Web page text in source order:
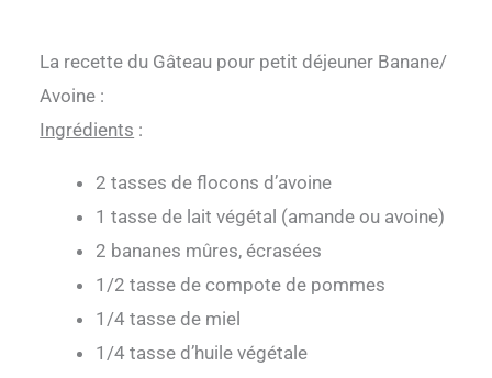
La recette du Gâteau pour petit déjeuner Banane/
Avoine :
Ingrédients :
2 tasses de flocons d’avoine
1 tasse de lait végétal (amande ou avoine)
2 bananes mûres, écrasées
1/2 tasse de compote de pommes
1/4 tasse de miel
1/4 tasse d’huile végétale